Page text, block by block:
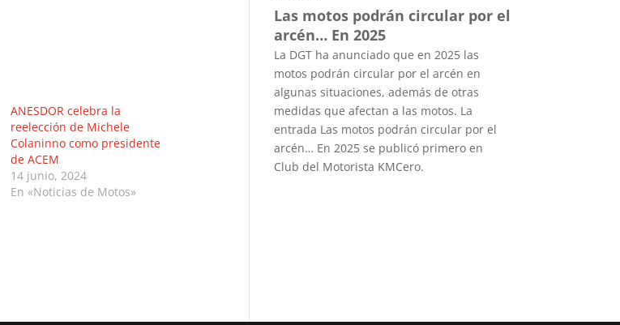
ANESDOR celebra la
reelección de Michele
Colaninno como presidente
de ACEM
14 junio, 2024
En «Noticias de Motos»
Las motos podrán circular por el
arcén… En 2025
La DGT ha anunciado que en 2025 las
motos podrán circular por el arcén en
algunas situaciones, además de otras
medidas que afectan a las motos. La
entrada Las motos podrán circular por el
arcén… En 2025 se publicó primero en
Club del Motorista KMCero.